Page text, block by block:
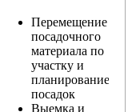
Перемещение
посадочного
материала по
участку и
планирование
посадок
Выемка и